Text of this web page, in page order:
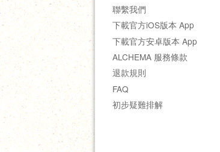
聯繫我們
下載官方iOS版本 App
下載官方安卓版本 App
ALCHEMA 服務條款
退款規則
FAQ
初步疑難排解